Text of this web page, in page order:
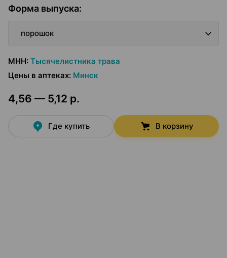
Форма выпуска:
порошок
МНН: Тысячелистника трава
Цены в аптеках: Минск
4,56 — 5,12 р.
Где купить В корзину